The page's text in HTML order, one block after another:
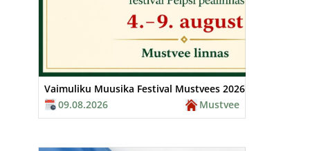
Vaimuliku Muusika Festival Mustvees 2026
09.08.2026
Mustvee